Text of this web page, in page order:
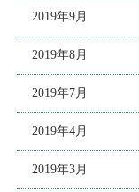
2019年9月
2019年8月
2019年7月
2019年4月
2019年3月